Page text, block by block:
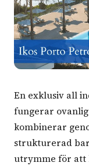
En exklusiv all
fungerar
kombinerar
strukturerad
utrymme för att